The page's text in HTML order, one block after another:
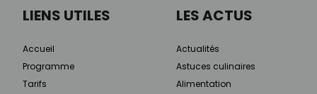
LIENS UTILES
Accueil
Programme
Tarifs
LES ACTUS
Actualités
Astuces culinaires
Alimentation